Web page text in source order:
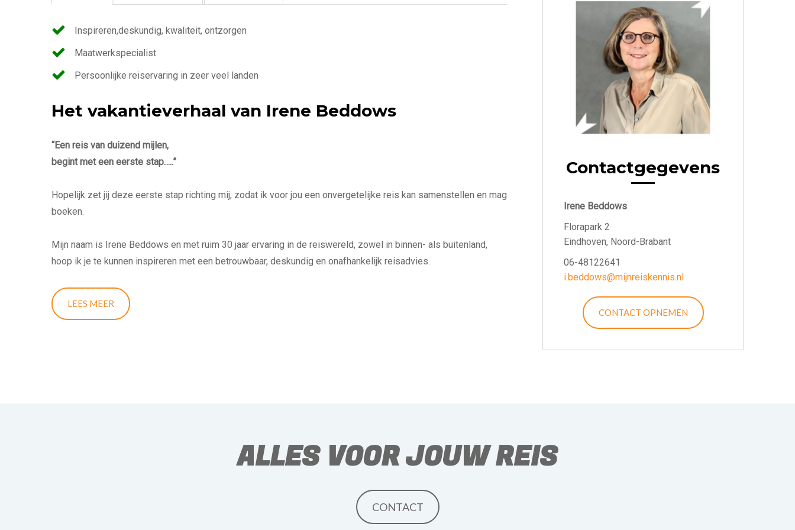
Inspireren,deskundig, kwaliteit, ontzorgen
Maatwerkspecialist
Persoonlijke reiservaring in zeer veel landen
Het vakantieverhaal van Irene Beddows
“Een reis van duizend mijlen,
begint met een eerste stap…..”
Hopelijk zet jij deze eerste stap richting mij, zodat ik voor jou een onvergetelijke reis kan samenstellen en mag
boeken.
Mijn naam is Irene Beddows en met ruim 30 jaar ervaring in de reiswereld, zowel in binnen- als buitenland,
hoop ik je te kunnen inspireren met een betrouwbaar, deskundig en onafhankelijk reisadvies.
Rondreizen zijn bij mij ook échte maatwerkreizen. Géén enkele klant is namelijk hetzelfde. Ik luister goed naar
jouw wensen en probeer dat zo goed mogelijk te vertalen naar een voor jou onvergetelijke reis.
Persoonlijk en onafhankelijk advies dat voldoet aan al jouw persoonlijke wensen. Ik ben niet gebonden
aan een bepaalde touroperator en zal altijd een eerlijk en oprecht advies geven.
Flexibel: afspraken kunnen ook gemaakt worden buiten kantooruren en in het weekend. Voor calamiteiten
LEES MEER
Contactgegevens
Irene Beddows
Florapark 2
Eindhoven, Noord-Brabant
06-48122641
i.beddows@mijnreiskennis.nl
CONTACT OPNEMEN
ALLES VOOR JOUW REIS
CONTACT